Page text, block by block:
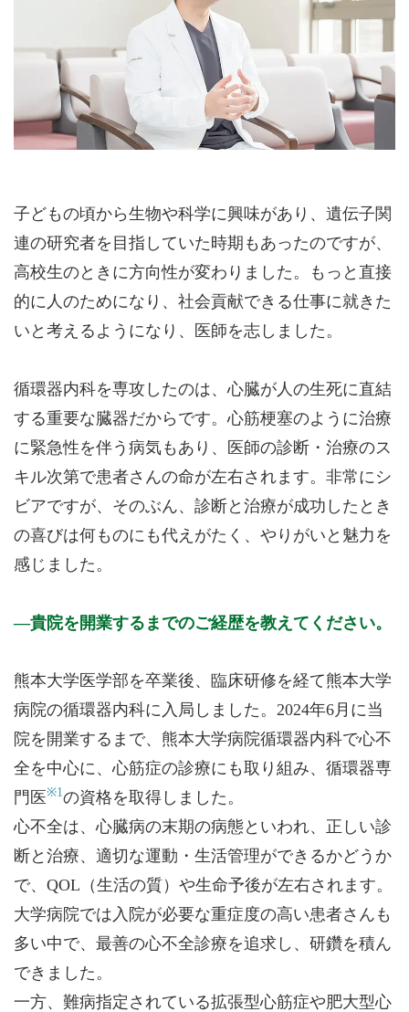
子どもの頃から生物や科学に興味があり、遺伝子関
連の研究者を目指していた時期もあったのですが、
高校生のときに方向性が変わりました。もっと直接
的に人のためになり、社会貢献できる仕事に就きた
いと考えるようになり、医師を志しました。
循環器内科を専攻したのは、心臓が人の生死に直結
する重要な臓器だからです。心筋梗塞のように治療
に緊急性を伴う病気もあり、医師の診断・治療のス
キル次第で患者さんの命が左右されます。非常にシ
ビアですが、そのぶん、診断と治療が成功したとき
の喜びは何ものにも代えがたく、やりがいと魅力を
感じました。
貴院を開業するまでのご経歴を教えてください。
熊本大学医学部を卒業後、臨床研修を経て熊本大学
病院の循環器内科に入局しました。2024年6月に当
院を開業するまで、熊本大学病院循環器内科で心不
全を中心に、心筋症の診療にも取り組み、循環器専
門医※1の資格を取得しました。
心不全は、心臓病の末期の病態といわれ、正しい診
断と治療、適切な運動・生活管理ができるかどうか
で、QOL（生活の質）や生命予後が左右されます。
大学病院では入院が必要な重症度の高い患者さんも
多い中で、最善の心不全診療を追求し、研鑽を積ん
できました。
一方、難病指定されている拡張型心筋症や肥大型心